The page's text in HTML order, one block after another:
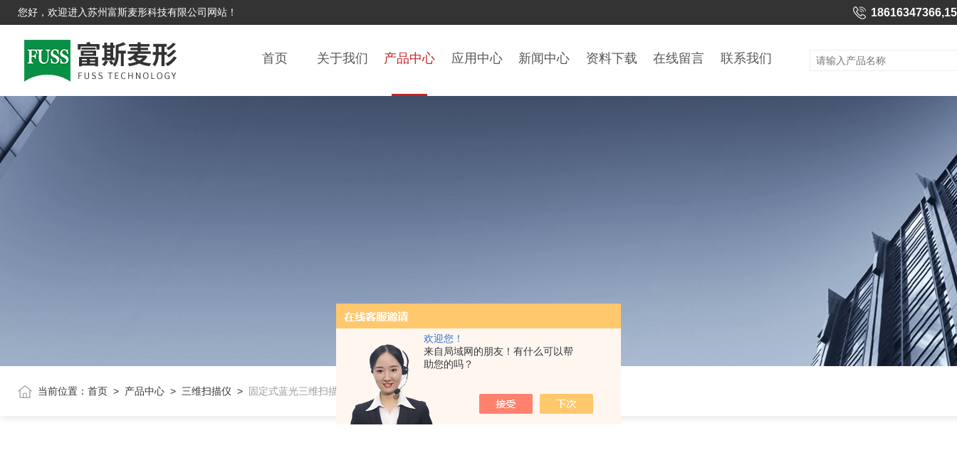
欢迎您！
来自局域网的朋友！有什么可以帮
助您的吗？
您好，欢迎进入苏州富斯麦形科技有限公司网站！
首页 关于我们 产品中心 应用中心 新闻中心 资料下载 在线留言 联系我们
当前位置： 首页 > 产品中心 > 三维扫描仪 > 固定式蓝光三维扫描仪